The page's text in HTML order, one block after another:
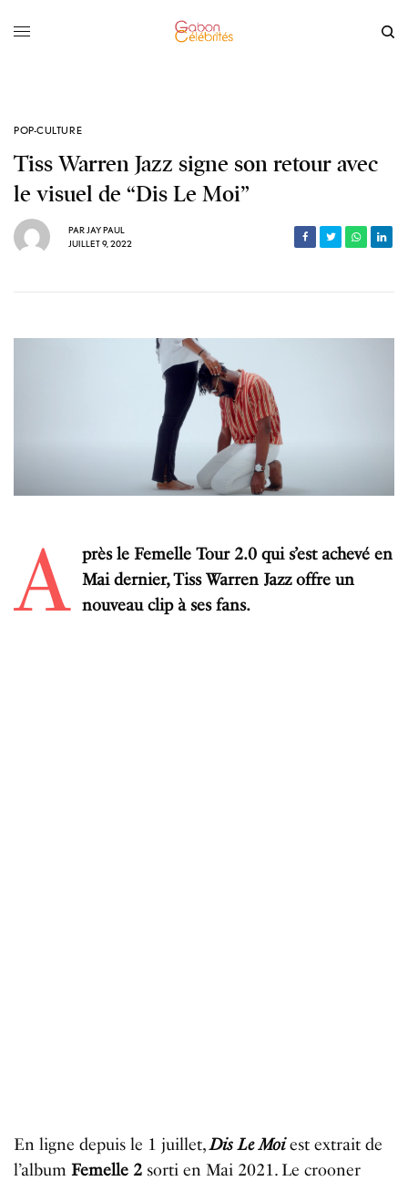
POP-CULTURE
Tiss Warren Jazz signe son retour avec
le visuel de “Dis Le Moi”
PARJAY PAUL
JUILLET 9, 2022
A près le Femelle Tour 2.0 qui s’est achevé en
Mai dernier, Tiss Warren Jazz offre un
nouveau clip à ses fans.
En ligne depuis le 1 juillet,Dis Le Moiest extrait de
l’album Femelle 2 sorti en Mai 2021. Le crooner